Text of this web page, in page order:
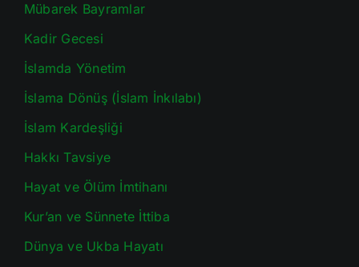
Mübarek Bayramlar
Kadir Gecesi
İslamda Yönetim
İslama Dönüş (İslam İnkılabı)
İslam Kardeşliği
Hakkı Tavsiye
Hayat ve Ölüm İmtihanı
Kur’an ve Sünnete İttiba
Dünya ve Ukba Hayatı